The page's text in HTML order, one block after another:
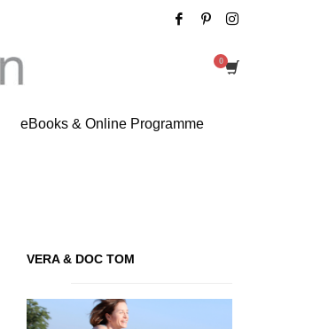
eBooks & Online Programme
Crunch it!
VERA & DOC TOM